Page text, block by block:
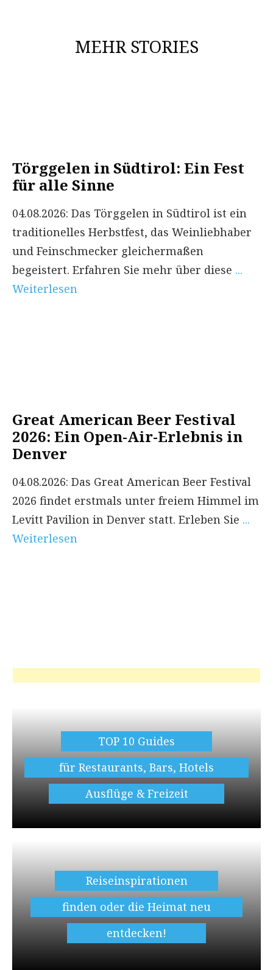
MEHR STORIES
Törggelen in Südtirol: Ein Fest
für alle Sinne
04.08.2026: Das Törggelen in Südtirol ist ein
traditionelles Herbstfest, das Weinliebhaber
und Feinschmecker gleichermaßen
begeistert. Erfahren Sie mehr über diese ...
Weiterlesen
Great American Beer Festival
2026: Ein Open-Air-Erlebnis in
Denver
04.08.2026: Das Great American Beer Festival
2026 findet erstmals unter freiem Himmel im
Levitt Pavilion in Denver statt. Erleben Sie ...
Weiterlesen
TOP 10 Guides
für Restaurants, Bars, Hotels
Ausflüge & Freizeit
Reiseinspirationen
finden oder die Heimat neu
entdecken!